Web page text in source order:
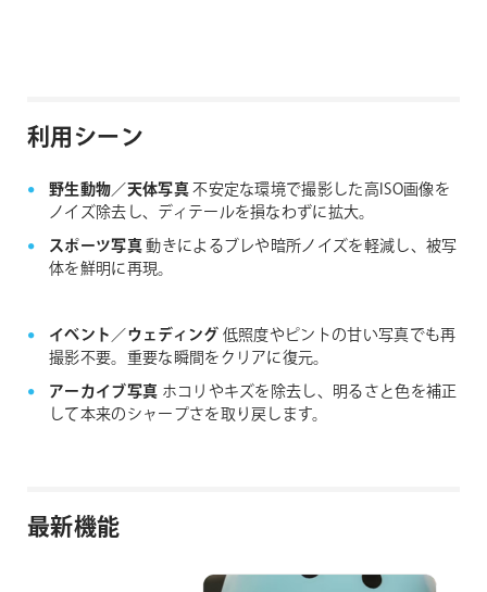
利用シーン
野生動物／天体写真不安定な環境で撮影した高ISO画像を
ノイズ除去し、ディテールを損なわずに拡大。
スポーツ写真動きによるブレや暗所ノイズを軽減し、被写
体を鮮明に再現。
イベント／ウェディング 低照度やピントの甘い写真でも再
撮影不要。重要な瞬間をクリアに復元。
アーカイブ写真 ホコリやキズを除去し、明るさと色を補正
して本来のシャープさを取り戻します。
最新機能